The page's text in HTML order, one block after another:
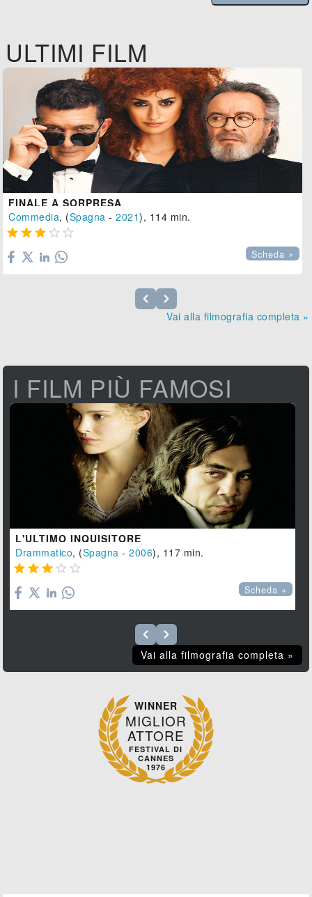
ULTIMI FILM
FINALE A SORPRESA
Commedia, (Spagna -2021), 114 min.
    
Scheda »
Vai alla filmografia completa »
I FILM PIÙ FAMOSI
L'ULTIMO INQUISITORE
Drammatico, (Spagna -2006), 117 min.
    
Scheda »
Vai alla filmografia completa »
WINNER
MIGLIOR
ATTORE
FESTIVAL DI
CANNES
1976